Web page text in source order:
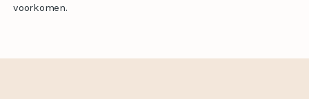
voorkomen.